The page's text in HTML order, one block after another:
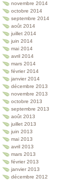
novembre 2014
octobre 2014
septembre 2014
août 2014
juillet 2014
juin 2014
mai 2014
avril 2014
mars 2014
février 2014
janvier 2014
décembre 2013
novembre 2013
octobre 2013
septembre 2013
août 2013
juillet 2013
juin 2013
mai 2013
avril 2013
mars 2013
février 2013
janvier 2013
décembre 2012